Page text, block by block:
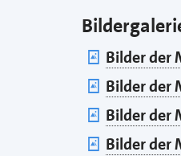
Bilder der
Bilder der
Bilder der
Bilder der